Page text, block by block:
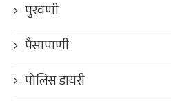
पुरवणी
पैसापाणी
पोलिस डायरी